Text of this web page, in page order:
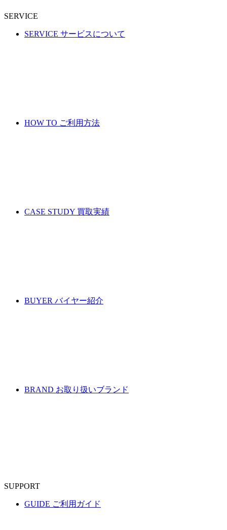
SERVICE
SERVICE サービスについて
HOW TO ご利用方法
CASE STUDY 買取実績
BUYER バイヤー紹介
BRAND お取り扱いブランド
SUPPORT
GUIDE ご利用ガイド